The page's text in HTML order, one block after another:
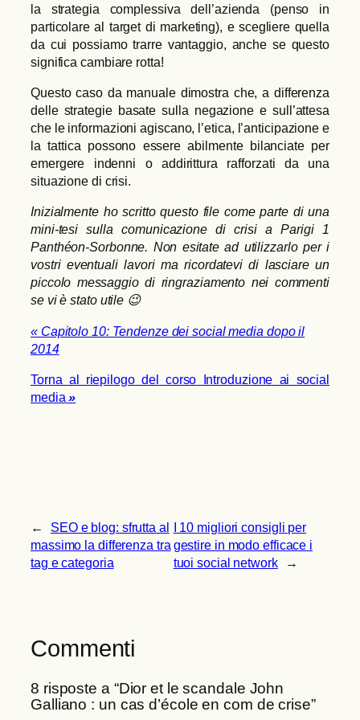
la strategia complessiva dell’azienda (penso in
particolare al target di marketing), e scegliere quella
da cui possiamo trarre vantaggio, anche se questo
significa cambiare rotta!
Questo caso da manuale dimostra che, a differenza
delle strategie basate sulla negazione e sull’attesa
che le informazioni agiscano, l’etica, l’anticipazione e
la tattica possono essere abilmente bilanciate per
emergere indenni o addirittura rafforzati da una
situazione di crisi.
Inizialmente ho scritto questo file come parte di una
mini-tesi sulla comunicazione di crisi a Parigi 1
Panthéon-Sorbonne. Non esitate ad utilizzarlo per i
vostri eventuali lavori ma ricordatevi di lasciare un
piccolo messaggio di ringraziamento nei commenti
se vi è stato utile 😉
« Capitolo 10: Tendenze dei social media dopo il
2014
Torna al riepilogo del corso Introduzione ai social
media »
←
SEO e blog: sfrutta al
massimo la differenza tra
tag e categoria
I 10 migliori consigli per
gestire in modo efficace i
tuoi social network
→
Commenti
8 risposte a “Dior et le scandale John
Galliano : un cas d’école en com de crise”